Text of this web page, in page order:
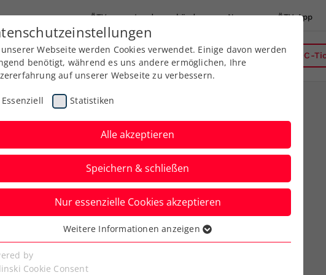
ÖTV Landesverbände News ÖTV App
Ausbildung Services Über uns DC-
kämpft um den
Webseite werden Cookies verwendet. Einige davon werden
benötigt, während es uns andere ermöglichen, Ihre
auf unserer Webseite zu verbessern.
Essenziell Statistiken
Alle akzeptieren
Speichern & schließen
Nur essenzielle Cookies akzeptieren
Cookies werden für grundlegende Funktionen der
benötigt. Dadurch ist gewährleistet, dass die Webseite
Weitere Informationen anzeigen
by
Cookie Consent